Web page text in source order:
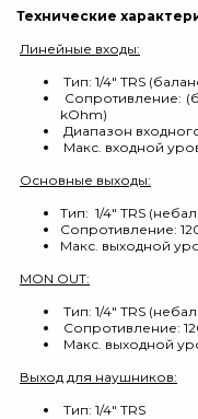
Технические
Линейные входы:
Тип: 1/4" TRS
Сопротивление:
kOhm)
Диапазон
Макс. входной
Основные выходы:
Тип: 1/4" TRS
Сопротивление:
Макс. выходной
MON OUT:
Тип: 1/4" TRS
Сопротивление:
Макс. выходной
Выход для наушников:
Тип: 1/4" TRS